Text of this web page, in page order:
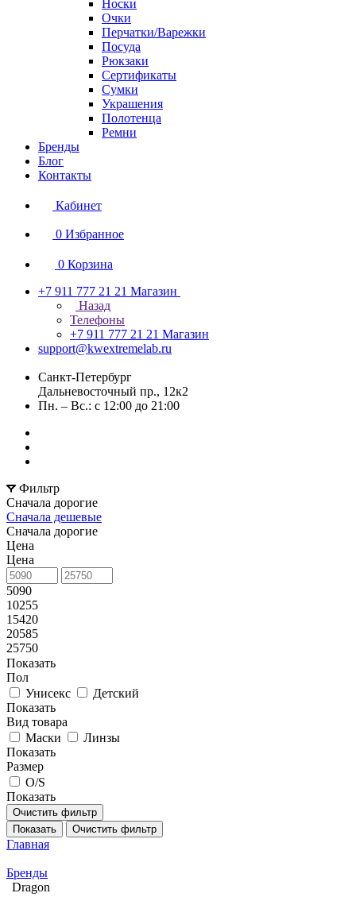
Носки
Очки
Перчатки/Варежки
Посуда
Рюкзаки
Сертификаты
Сумки
Украшения
Полотенца
Ремни
Бренды
Блог
Контакты
Кабинет
0 Избранное
0 Корзина
+7 911 777 21 21 Магазин
Назад
Телефоны
+7 911 777 21 21 Магазин
support@kwextremelab.ru
Санкт-Петербург
Дальневосточный пр., 12к2
Пн. – Вс.: с 12:00 до 21:00
Фильтр
Сначала дорогие
Сначала дешевые
Сначала дорогие
Цена
Цена
5090
10255
15420
20585
25750
Показать
Пол
Унисекс
Детский
Показать
Вид товара
Маски
Линзы
Показать
Размер
O/S
Показать
Очистить фильтр
Показать
Очистить фильтр
Главная
Бренды
Dragon